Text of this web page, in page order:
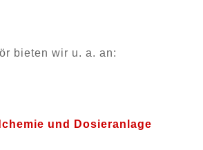
bieten wir u. a. an:
und Dosieranlage